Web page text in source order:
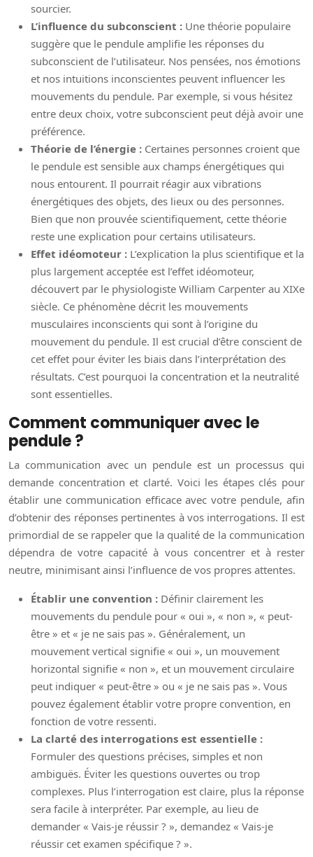
sourcier.
L’influence du subconscient : Une théorie populaire
suggère que le pendule amplifie les réponses du
subconscient de l’utilisateur. Nos pensées, nos émotions
et nos intuitions inconscientes peuvent influencer les
mouvements du pendule. Par exemple, si vous hésitez
entre deux choix, votre subconscient peut déjà avoir une
préférence.
Théorie de l’énergie : Certaines personnes croient que
le pendule est sensible aux champs énergétiques qui
nous entourent. Il pourrait réagir aux vibrations
énergétiques des objets, des lieux ou des personnes.
Bien que non prouvée scientifiquement, cette théorie
reste une explication pour certains utilisateurs.
Effet idéomoteur : L’explication la plus scientifique et la
plus largement acceptée est l’effet idéomoteur,
découvert par le physiologiste William Carpenter au XIXe
siècle. Ce phénomène décrit les mouvements
musculaires inconscients qui sont à l’origine du
mouvement du pendule. Il est crucial d’être conscient de
cet effet pour éviter les biais dans l’interprétation des
résultats. C’est pourquoi la concentration et la neutralité
sont essentielles.
Comment communiquer avec le
pendule ?
La communication avec un pendule est un processus qui
demande concentration et clarté. Voici les étapes clés pour
établir une communication efficace avec votre pendule, afin
d’obtenir des réponses pertinentes à vos interrogations. Il est
primordial de se rappeler que la qualité de la communication
dépendra de votre capacité à vous concentrer et à rester
neutre, minimisant ainsi l’influence de vos propres attentes.
Établir une convention : Définir clairement les
mouvements du pendule pour « oui », « non », « peut-
être » et « je ne sais pas ». Généralement, un
mouvement vertical signifie « oui », un mouvement
horizontal signifie « non », et un mouvement circulaire
peut indiquer « peut-être » ou « je ne sais pas ». Vous
pouvez également établir votre propre convention, en
fonction de votre ressenti.
La clarté des interrogations est essentielle :
Formuler des questions précises, simples et non
ambiguës. Éviter les questions ouvertes ou trop
complexes. Plus l’interrogation est claire, plus la réponse
sera facile à interpréter. Par exemple, au lieu de
demander « Vais-je réussir ? », demandez « Vais-je
réussir cet examen spécifique ? ».